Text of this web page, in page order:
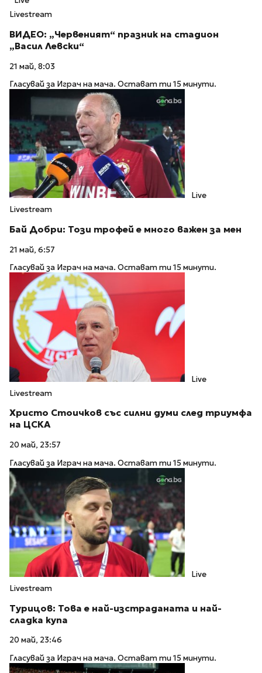
Livestream
ВИДЕО: „Червеният“ празник на стадион
„Васил Левски“
21 май, 8:03
Гласувай за Играч на мача. Остават ти 15 минути.
Live
Livestream
Бай Добри: Този трофей е много важен за мен
21 май, 6:57
Гласувай за Играч на мача. Остават ти 15 минути.
Live
Livestream
Христо Стоичков със силни думи след триумфа
на ЦСКА
20 май, 23:57
Гласувай за Играч на мача. Остават ти 15 минути.
Live
Livestream
Турицов: Това е най-изстраданата и най-
сладка купа
20 май, 23:46
Гласувай за Играч на мача. Остават ти 15 минути.